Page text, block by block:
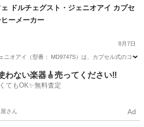
家電 Nespresso
ドルチェグスト・ジェニオアイ カプセ
ーメーカー
8月7日
ニオアイ（型番： MD9747S）は、カプセル式のコ
家電
わない楽器🎸売ってください‼️
てもOK✨無料査定
さん Ad